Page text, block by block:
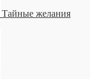
Тайные желания